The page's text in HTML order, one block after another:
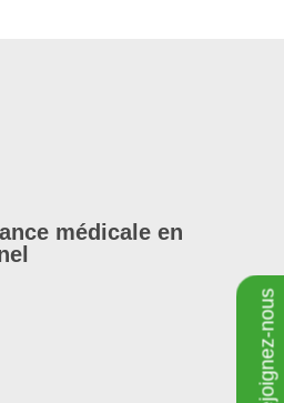
médicale en
Rejoignez-nous